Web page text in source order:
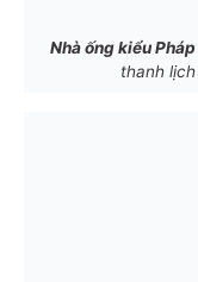
Nhà ống kiểu
thanh